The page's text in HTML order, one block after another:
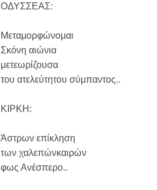
ΟΔΥΣΣΕΑΣ:
Μεταμορφώνομαι
Σκόνη αιώνια
μετεωρίζουσα
του ατελεύτητου σύμπαντος..
ΚΙΡΚΗ:
Άστρων επίκληση
των χαλεπώνκαιρών
φως Ανέσπερο..